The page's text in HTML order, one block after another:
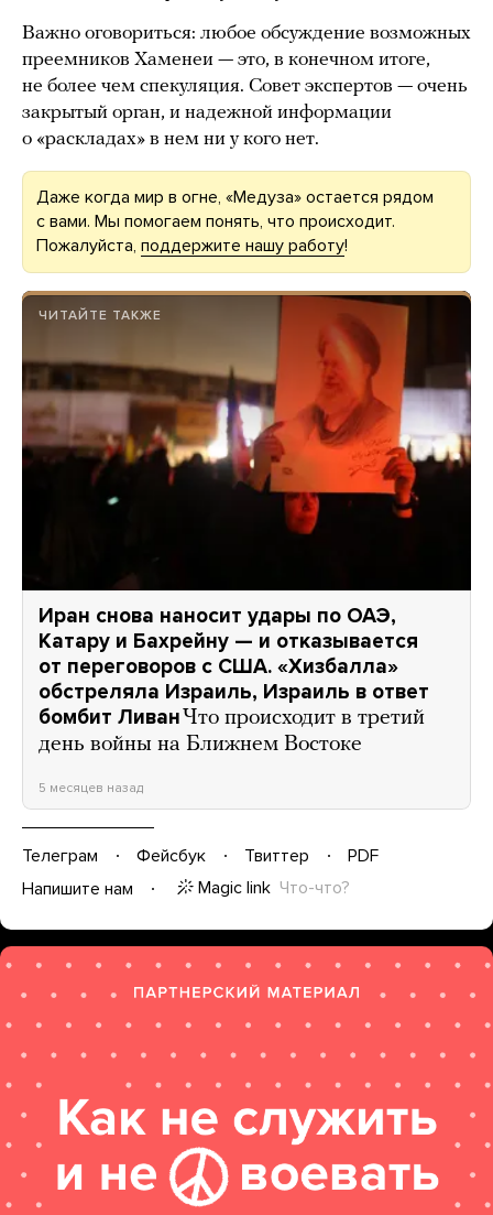
Важно оговориться: любое обсуждение возможных
преемников Хаменеи — это, в конечном итоге,
не более чем спекуляция. Совет экспертов — очень
закрытый орган, и надежной информации
о «раскладах» в нем ни у кого нет.
Даже когда мир в огне, «Медуза» остается рядом
с вами. Мы помогаем понять, что происходит.
Пожалуйста, поддержите нашу работу!
ЧИТАЙТЕ ТАКЖЕ
Иран снова наносит удары по ОАЭ,
Катару и Бахрейну — и отказывается
от переговоров с США. «Хизбалла»
обстреляла Израиль, Израиль в ответ
бомбит Ливан Что происходит в третий
день войны на Ближнем Востоке
5 месяцев назад
Телеграм Фейсбук Твиттер
PDF
Напишите нам
Magic link Что-что?